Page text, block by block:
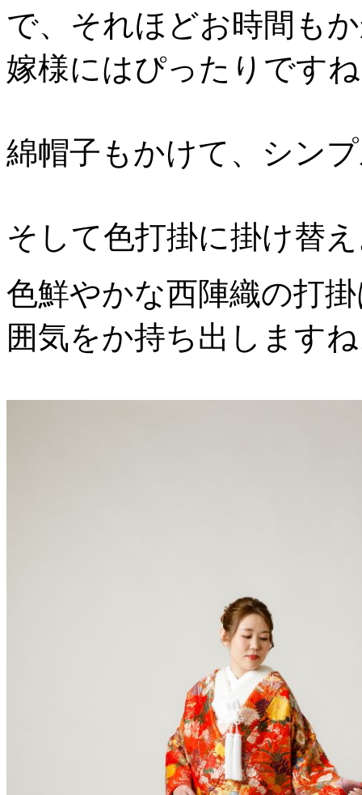
で、それほどお時間も
嫁様にはぴったりです
綿帽子もかけて、シン
そして色打掛に掛け替
色鮮やかな西陣織の打
囲気をか持ち出します